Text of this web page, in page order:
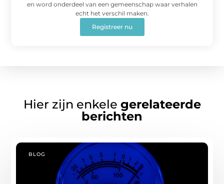
en word onderdeel van een gemeenschap waar verhalen
echt het verschil maken.
Registreer nu
Hier zijn enkele gerelateerde
berichten
BLOG